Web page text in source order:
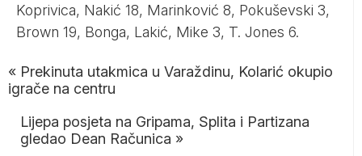
Koprivica, Nakić 18, Marinković 8, Pokuševski 3,
Brown 19, Bonga, Lakić, Mike 3, T. Jones 6.
« Prekinuta utakmica u Varaždinu, Kolarić okupio
igrače na centru
Lijepa posjeta na Gripama, Splita i Partizana
gledao Dean Računica »